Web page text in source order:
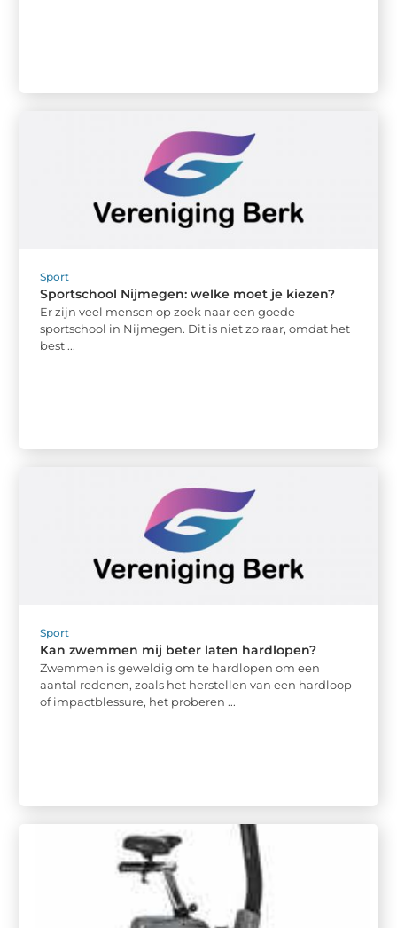
Sport
Sportschool Nijmegen: welke moet je kiezen?
Er zijn veel mensen op zoek naar een goede
sportschool in Nijmegen. Dit is niet zo raar, omdat het
best ...
Sport
Kan zwemmen mij beter laten hardlopen?
Zwemmen is geweldig om te hardlopen om een ​​
aantal redenen, zoals het herstellen van een hardloop-
of impactblessure, het proberen ...